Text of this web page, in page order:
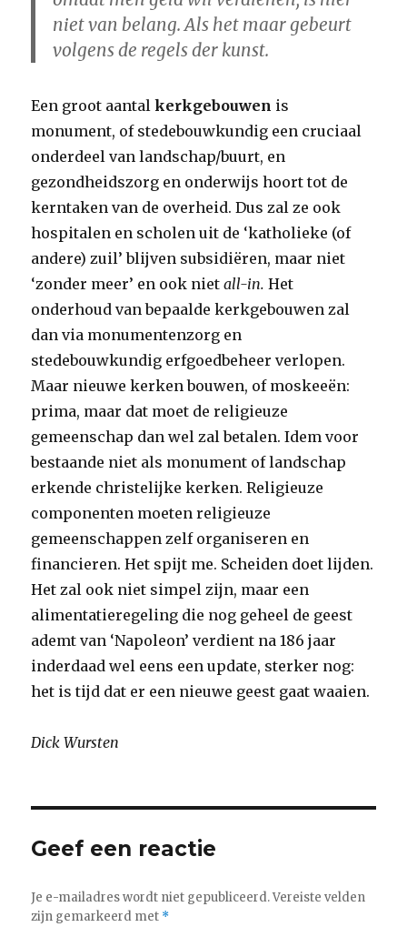
niet van belang. Als het maar gebeurt
volgens de regels der kunst.
Een groot aantalkerkgebouwen is
monument, of stedebouwkundig een cruciaal
onderdeel van landschap/buurt, en
gezondheidszorg en onderwijs hoort tot de
kerntaken van de overheid. Dus zal ze ook
hospitalen en scholen uit de ‘katholieke (of
andere) zuil’ blijven subsidiëren, maar niet
‘zonder meer’ en ook nietall-in. Het
onderhoud van bepaalde kerkgebouwen zal
dan via monumentenzorg en
stedebouwkundig erfgoedbeheer verlopen.
Maar nieuwe kerken bouwen, of moskeeën:
prima, maar dat moet de religieuze
gemeenschap dan wel zal betalen. Idem voor
bestaande niet als monument of landschap
erkende christelijke kerken. Religieuze
componenten moeten religieuze
gemeenschappen zelf organiseren en
financieren. Het spijt me. Scheiden doet lijden.
Het zal ook niet simpel zijn, maar een
alimentatieregeling die nog geheel de geest
ademt van ‘Napoleon’ verdient na 186 jaar
inderdaad wel eens een update, sterker nog:
het is tijd dat er een nieuwe geest gaat waaien.
Dick Wursten
Geef een reactie
Je e-mailadres wordt niet gepubliceerd. Vereiste velden
zijn gemarkeerd met *